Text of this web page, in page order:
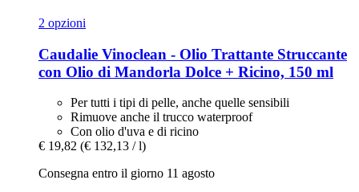
2 opzioni
Caudalie Vinoclean -​ Olio Trattante Struccante
con Olio di Mandorla Dolce + Ricino, 150 ml
Per tutti i tipi di pelle, anche quelle sensibili
Rimuove anche il trucco waterproof
Con olio d'uva e di ricino
€ 19,82 (€ 132,13 / l)
Consegna entro il giorno 11 agosto